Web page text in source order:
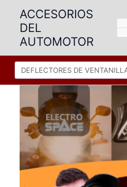
contenido
ACCESORIOS
DEL
AUTOMOTOR